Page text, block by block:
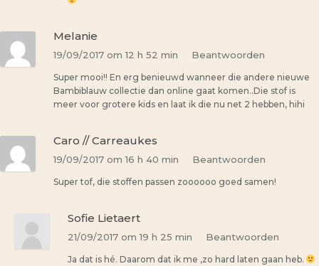
Melanie
19/09/2017 om 12 h 52 min Beantwoorden
Super mooi!! En erg benieuwd wanneer die andere nieuwe
Bambiblauw collectie dan online gaat komen..Die stof is
meer voor grotere kids en laat ik die nu net 2 hebben, hihi
Caro // Carreaukes
19/09/2017 om 16 h 40 min Beantwoorden
Super tof, die stoffen passen zoooooo goed samen!
Sofie Lietaert
21/09/2017 om 19 h 25 min Beantwoorden
Ja dat is hé. Daarom dat ik me ,zo hard laten gaan heb.